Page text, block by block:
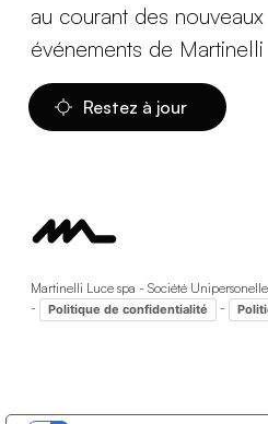
au courant des
événements de
Restez à jour
Martinelli Luce spa - Société
-
Politique de confidentialité -